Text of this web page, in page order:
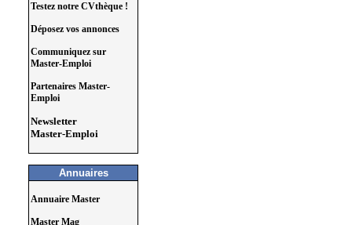
Testez notre CVthèque !
Déposez vos annonces
Communiquez sur
Master-Emploi
Partenaires Master-
Emploi
Newsletter
Master-Emploi
Annuaires
Annuaire Master
Master Mag